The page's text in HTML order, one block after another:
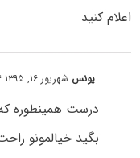
اعلام کنید
یونس شهریور ۱۶, ۱۳۹۵ at ۲:۵۴ ب٫ظ
درست همینطوره
بگید خیالمونو